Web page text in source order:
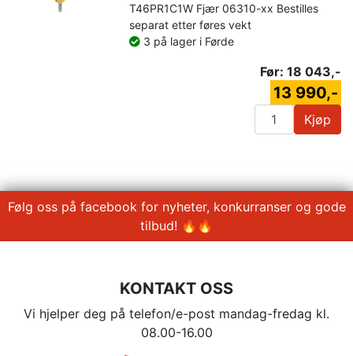
T46PR1C1W Fjær 06310-xx Bestilles
separat etter føres vekt
3 på lager i Førde
Før: 18 043,-
13 990,-
Kjøp
Følg oss på facebook for nyheter, konkurranser og gode
tilbud! 🔥🔥
KONTAKT OSS
Vi hjelper deg på telefon/e-post mandag-fredag kl.
08.00-16.00